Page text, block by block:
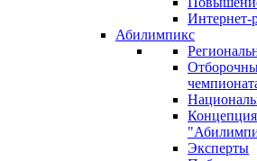
Интернет-
Абилимпикс
Эксперты